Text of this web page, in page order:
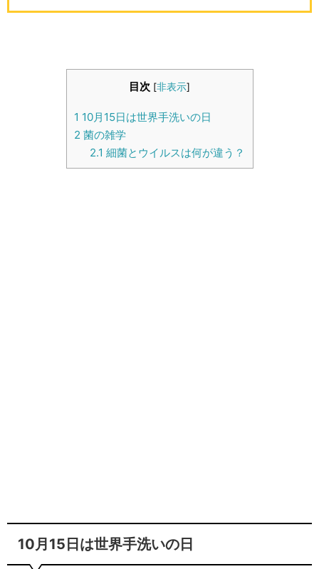
目次 [非表示]
1 10月15日は世界手洗いの日
2 菌の雑学
2.1 細菌とウイルスは何が違う？
10月15日は世界手洗いの日